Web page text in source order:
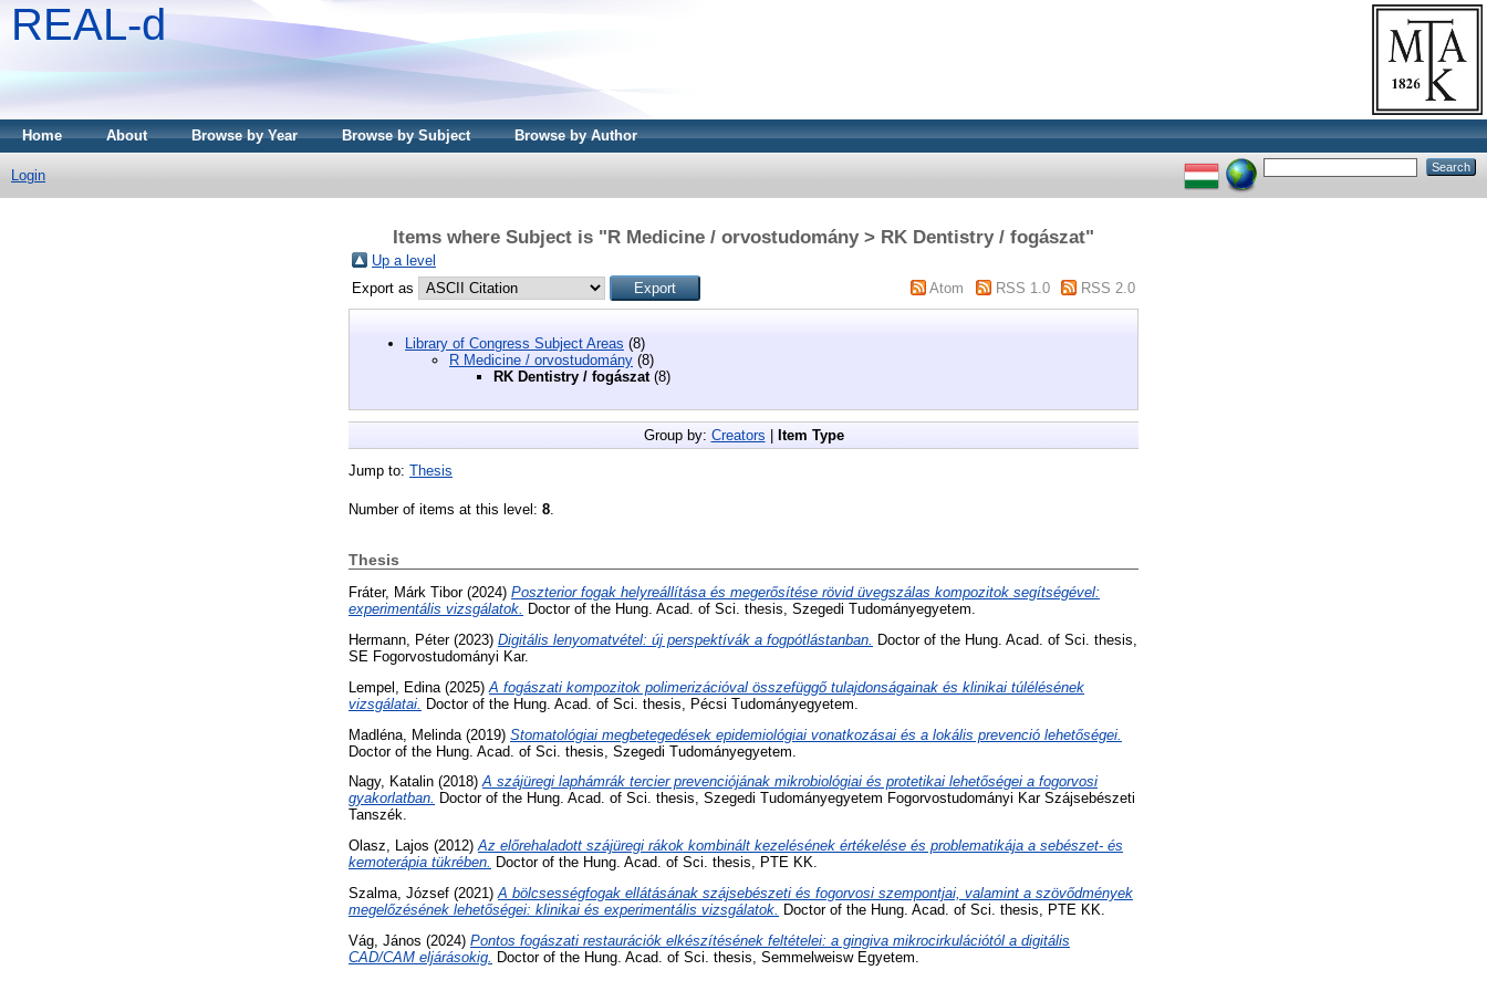
REAL-d
Home About Browse by Year Browse by Subject Browse by Author
Login
Items where Subject is "R Medicine / orvostudomány > RK Dentistry / fogászat"
Up a level
Export as
Atom RSS 1.0 RSS 2.0
Library of Congress Subject Areas (8)
R Medicine / orvostudomány (8)
RK Dentistry / fogászat(8)
Group by: Creators Item Type
Jump to: Thesis
Number of items at this level: 8.
Thesis
Fráter, Márk Tibor(2024) Poszterior fogak helyreállítása és megerősítése rövid üvegszálas kompozitok segítségével:
experimentális vizsgálatok. Doctor of the Hung. Acad. of Sci. thesis, Szegedi Tudományegyetem.
Hermann, Péter(2023) Digitális lenyomatvétel: új perspektívák a fogpótlástanban.
Doctor of the Hung. Acad. of Sci. thesis,
SE Fogorvostudományi Kar.
Lempel, Edina (2025) A fogászati kompozitok polimerizációval összefüggő tulajdonságainak és klinikai túlélésének
vizsgálatai.
Doctor of the Hung. Acad. of Sci. thesis, Pécsi Tudományegyetem.
Madléna, Melinda (2019) Stomatológiai megbetegedések epidemiológiai vonatkozásai és a lokális prevenció lehetőségei.
Doctor of the Hung. Acad. of Sci. thesis, Szegedi Tudományegyetem.
Nagy, Katalin (2018)A szájüregi laphámrák tercier prevenciójának mikrobiológiai és protetikai lehetőségei a fogorvosi
gyakorlatban. Doctor of the Hung. Acad. of Sci. thesis, Szegedi Tudományegyetem Fogorvostudományi Kar Szájsebészeti
Tanszék.
Olasz, Lajos (2012)Az előrehaladott szájüregi rákok kombinált kezelésének értékelése és problematikája a sebészet- és
kemoterápia tükrében. Doctor of the Hung. Acad. of Sci. thesis, PTE KK.
Szalma, József (2021) A bölcsességfogak ellátásának szájsebészeti és fogorvosi szempontjai, valamint a szövődmények
megelőzésének lehetőségei: klinikai és experimentális vizsgálatok.
Doctor of the Hung. Acad. of Sci. thesis, PTE KK.
Vág, János (2024) Pontos fogászati restaurációk elkészítésének feltételei: a gingiva mikrocirkulációtól a digitális
CAD/CAM eljárásokig.
Doctor of the Hung. Acad. of Sci. thesis, Semmelweisw Egyetem.